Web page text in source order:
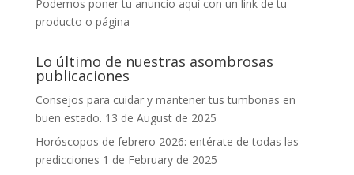
Podemos poner tu anuncio aquí con un link de tu
producto o página
Lo último de nuestras asombrosas
publicaciones
Consejos para cuidar y mantener tus tumbonas en
buen estado. 13 de August de 2025
Horóscopos de febrero 2026: entérate de todas las
predicciones 1 de February de 2025